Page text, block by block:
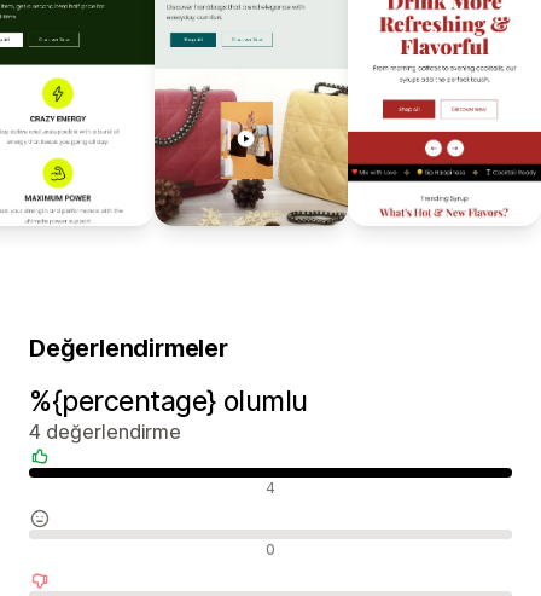
Değerlendirmeler
%{percentage} olumlu
4 değerlendirme
4
0